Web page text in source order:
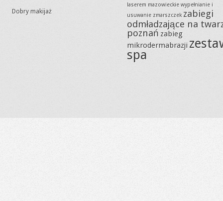
Dobry makijaż
laserem mazowieckie wypełnianie i
usuwanie zmarszczek zabiegi
odmładzające na
poznań zabieg
mikrodermabrazji
spa